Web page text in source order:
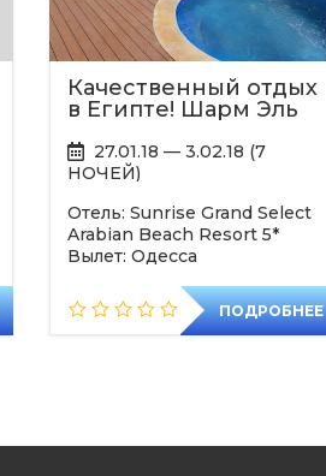
Качественный отдых
в Египте! Шарм Эль
27.01.18 — 3.02.18 (7
НОЧЕЙ)
Отель: Sunrise Grand Select
Arabian Beach Resort 5*
Вылет: Одесса
ПОДРОБНЕЕ